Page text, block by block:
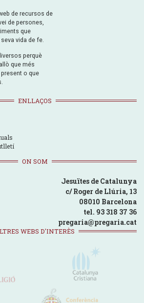
de recursos de
de persones,
que
vida de fe.
perquè
que més
present o que
ENLLAÇOS
ON SOM
Jesuïtes de Catalunya
c/ Roger de Llúria, 13
08010 Barcelona
tel. 93 318 37 36
pregaria@pregaria.cat
WEBS D'INTERÈS